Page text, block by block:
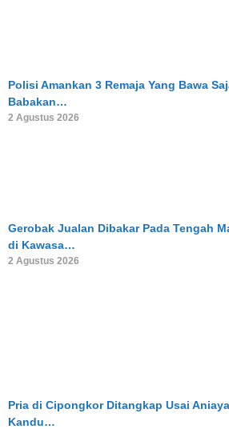
Polisi Amankan 3 Remaja Yang Bawa
Babakan…
2 Agustus 2026
Gerobak Jualan Dibakar Pada Tengah
di Kawasa…
2 Agustus 2026
Pria di Cipongkor Ditangkap Usai
Kandu…